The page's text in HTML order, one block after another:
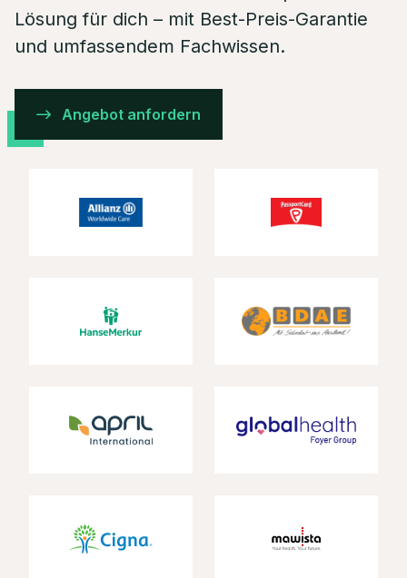
Lösung für dich – mit Best-Preis-Garantie
und umfassendem Fachwissen.
Angebot anfordern